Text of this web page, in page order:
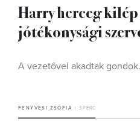
Harry herceg
jótékonysági
A vezetővel akadtak gondok.
FENYVESI ZSÓFIA 3 PERC